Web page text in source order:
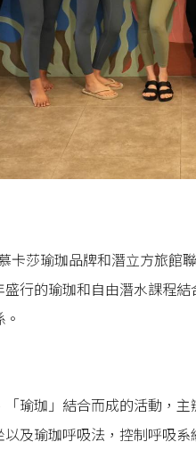
卡莎瑜珈品牌和潛立方旅
行的瑜珈和自由潛水課程
瑜珈」結合而成的活動，
及瑜珈呼吸法，控制呼吸